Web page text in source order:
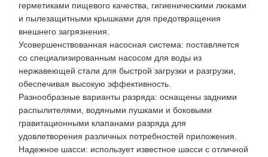
герметиками пищевого качества, гигиеническими люками
и пылезащитными крышками для предотвращения
внешнего загрязнения.
Усовершенствованная насосная система: поставляется
со специализированным насосом для воды из
нержавеющей стали для быстрой загрузки и разгрузки,
обеспечивая высокую эффективность.
Разнообразные варианты разряда: оснащены задними
распылителями, водяными пушками и боковыми
гравитационными клапанами разряда для
удовлетворения различных потребностей приложения.
Надежное шасси: использует известное шасси с отличной